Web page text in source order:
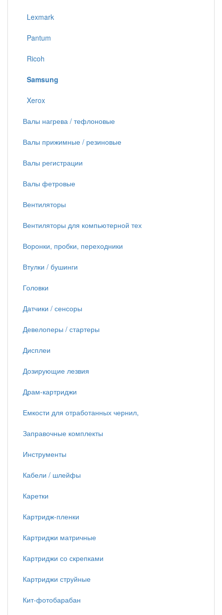
Lexmark
Pantum
Ricoh
Samsung
Xerox
Валы нагрева / тефлоновые
Валы прижимные / резиновые
Валы регистрации
Валы фетровые
Вентиляторы
Вентиляторы для компьютерной тех
Воронки, пробки, переходники
Втулки / бушинги
Головки
Датчики / сенсоры
Девелоперы / стартеры
Дисплеи
Дозирующие лезвия
Драм-картриджи
Емкости для отработанных чернил,
Заправочные комплекты
Инструменты
Кабели / шлейфы
Каретки
Картридж-пленки
Картриджи матричные
Картриджи со скрепками
Картриджи струйные
Кит-фотобарабан